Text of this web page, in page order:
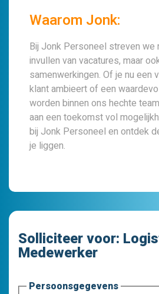
Waarom Jonk:
Bij Jonk Personeel streven we
invullen van vacatures, maar
samenwerkingen. Of je nu een
klant ambieert of een
worden binnen ons hechte
aan een toekomst vol
bij Jonk Personeel en ontdek
je liggen.
Solliciteer voor:
Medewerker
Persoonsgegevens